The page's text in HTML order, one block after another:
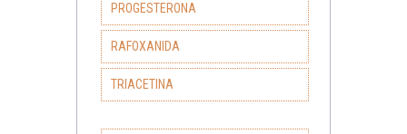
PROGESTERONA
RAFOXANIDA
TRIACETINA